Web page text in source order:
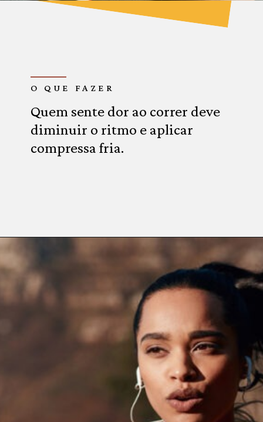
O QUE FAZER
Quem sente dor ao correr deve
diminuir o ritmo e aplicar
compressa fria.